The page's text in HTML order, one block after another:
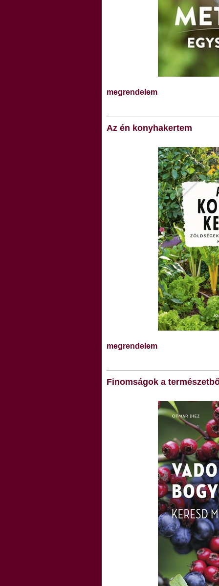
megrendelem
Az én konyhakertem
megrendelem
Finomságok a